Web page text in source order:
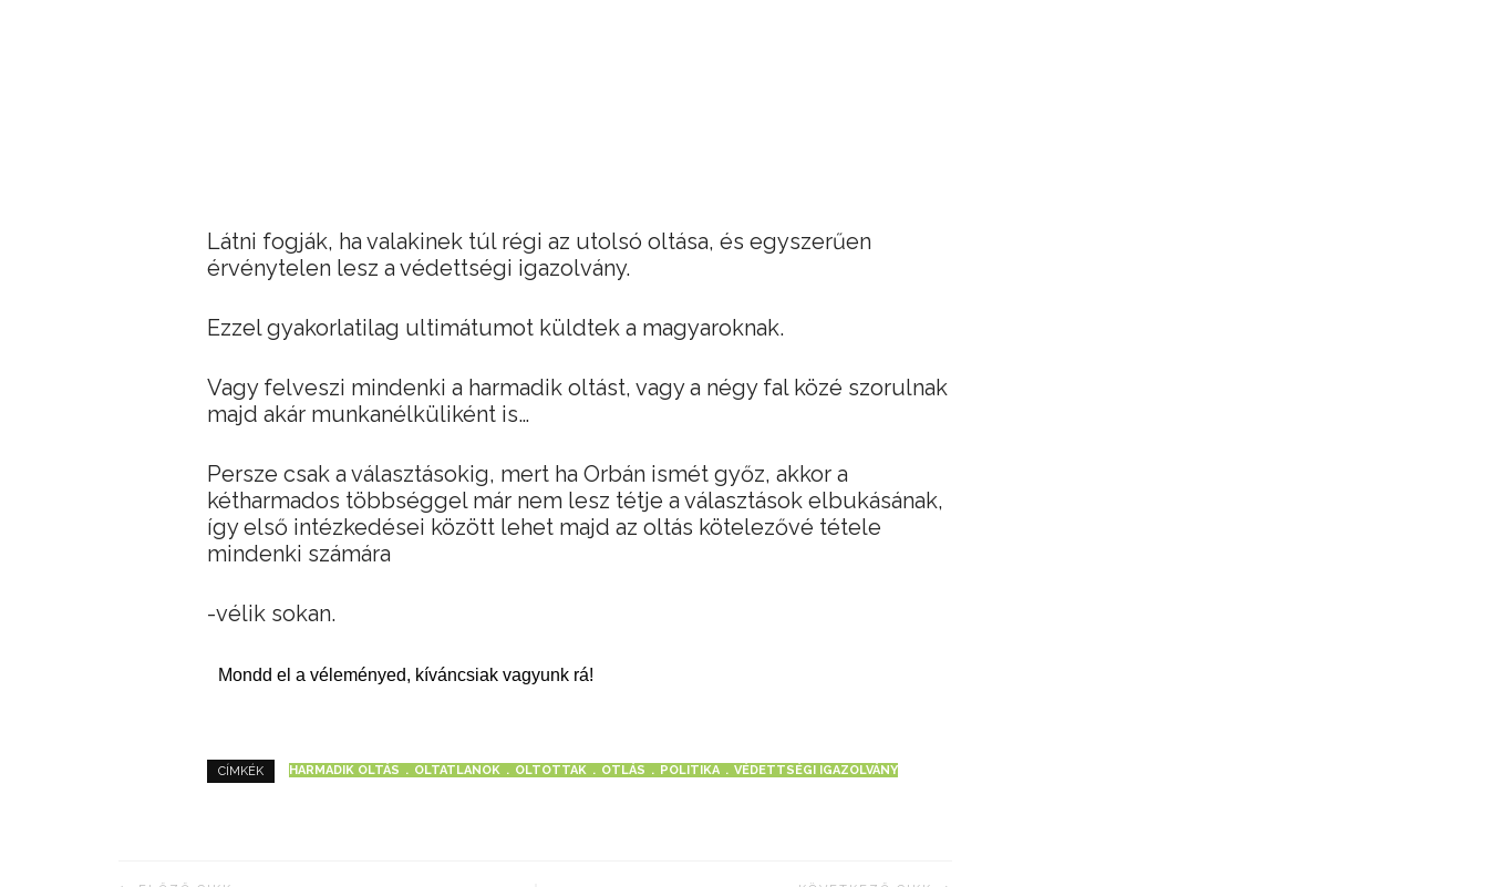
Látni fogják, ha valakinek túl régi az utolsó oltása, és egyszerűen
érvénytelen lesz a védettségi igazolvány.
Ezzel gyakorlatilag ultimátumot küldtek a magyaroknak.
Vagy felveszi mindenki a harmadik oltást, vagy a négy fal közé szorulnak
majd akár munkanélküliként is…
Persze csak a választásokig, mert ha Orbán ismét győz, akkor a
kétharmados többséggel már nem lesz tétje a választások elbukásának,
így első intézkedései között lehet majd az oltás kötelezővé tétele
mindenki számára
-vélik sokan.
Mondd el a véleményed, kíváncsiak vagyunk rá!
CÍMKÉK HARMADIK OLTÁS OLTATLANOK OLTOTTAK OTLÁS POLITIKA VÉDETTSÉGI IGAZOLVÁNY